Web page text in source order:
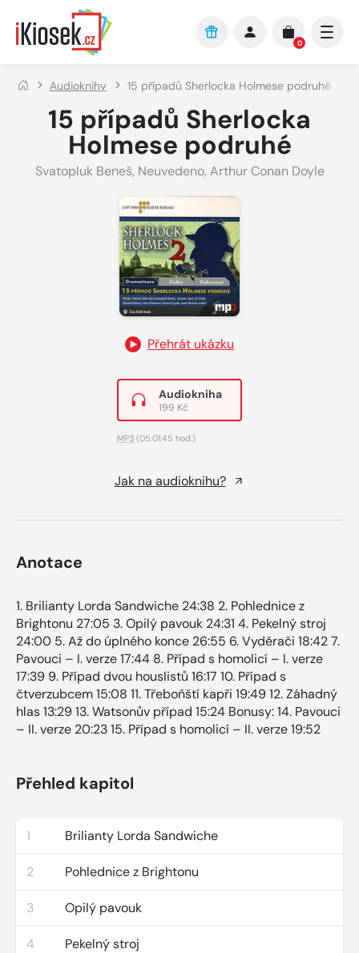
Přejít na hlavní obsah
0
Audioknihy 15 případů Sherlocka Holmese podruhé
15 případů Sherlocka
Holmese podruhé
Svatopluk Beneš, Neuvedeno, Arthur Conan Doyle
Přehrát ukázku
Audiokniha
199 Kč
MP3 (05:01:45 hod.)
Jak na audioknihu?
Anotace
1. Brilianty Lorda Sandwiche 24:38 2. Pohlednice z
Brightonu 27:05 3. Opilý pavouk 24:31 4. Pekelný stroj
24:00 5. Až do úplného konce 26:55 6. Vyděrači 18:42 7.
Pavouci – I. verze 17:44 8. Případ s homolicí – I. verze
17:39 9. Případ dvou houslistů 16:17 10. Případ s
čtverzubcem 15:08 11. Třeboňští kapři 19:49 12. Záhadný
hlas 13:29 13. Watsonův případ 15:24 Bonusy: 14. Pavouci
– II. verze 20:23 15. Případ s homolicí – II. verze 19:52
Přehled kapitol
1 Brilianty Lorda Sandwiche
2 Pohlednice z Brightonu
3 Opilý pavouk
4 Pekelný stroj